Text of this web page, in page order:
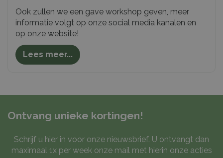
Ook zullen we een gave workshop geven, meer
informatie volgt op onze social media kanalen en
op onze website!
Lees meer...
Ontvang unieke kortingen!
Schrijf u hier in voor onze nieuwsbrief. U ontvangt dan
maximaal 1x per week onze mail met hierin onze acties